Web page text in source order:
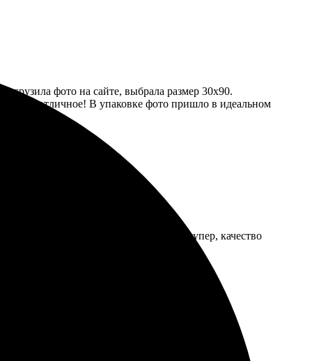
фото на сайте, выбрала размер 30х90.
отличное! В упаковке фото пришло в идеальном
Очень понравился результат, цвета супер, качество